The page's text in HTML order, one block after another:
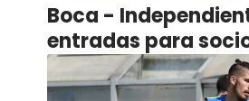
Boca -
entradas para